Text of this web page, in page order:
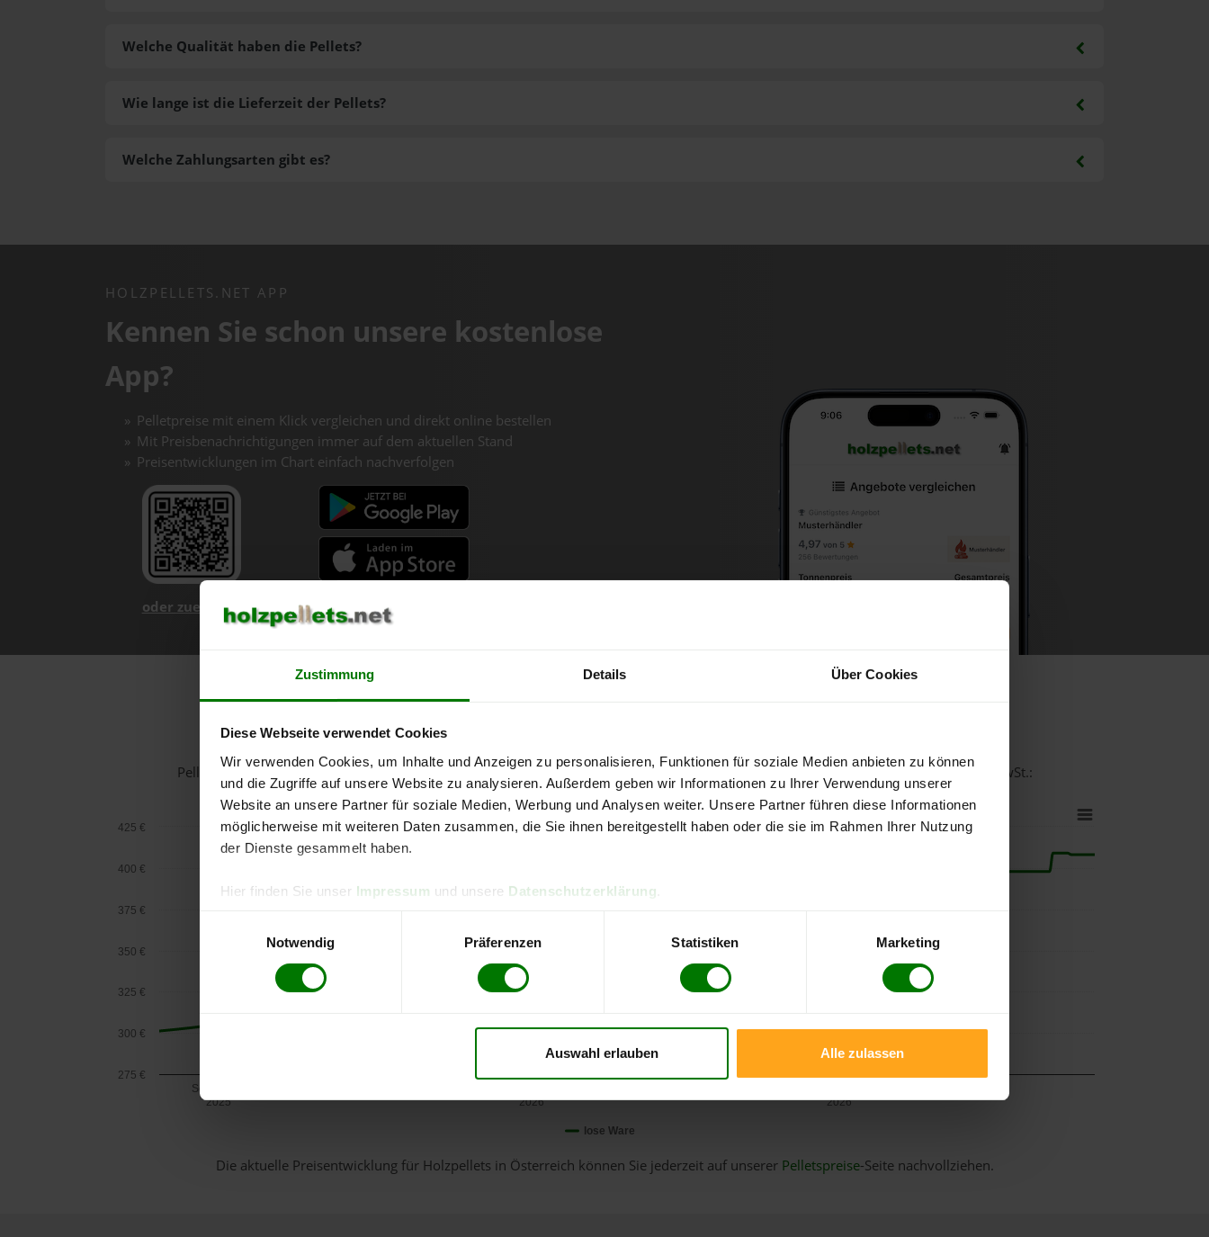
Zustimmung Details Über Cookies
Diese Webseite verwendet Cookies
Wir verwenden Cookies, um Inhalte und Anzeigen zu personalisieren, Funktionen für soziale Medien anbieten zu können
und die Zugriffe auf unsere Website zu analysieren. Außerdem geben wir Informationen zu Ihrer Verwendung unserer
Website an unsere Partner für soziale Medien, Werbung und Analysen weiter. Unsere Partner führen diese Informationen
möglicherweise mit weiteren Daten zusammen, die Sie ihnen bereitgestellt haben oder die sie im Rahmen Ihrer Nutzung
der Dienste gesammelt haben.
Hier finden Sie unser Impressum und unsere Datenschutzerklärung
Notwendig
Präferenzen Statistiken Marketing
Auswahl erlauben Alle zulassen
Welche Zahlungsarten gibt es?
Welche Qualität haben die Pellets?
Wie lange ist die Lieferzeit der Pellets?
HOLZPELLETS.NET APP
Kennen Sie schon unsere kostenlose
App?
Pelletpreise mit einem Klick vergleichen und direkt online bestellen
Mit Preisbenachrichtigungen immer auf dem aktuellen Stand
Preisentwicklungen im Chart einfach nachverfolgen
oder zuerst mehr über unsere App erfahren
Holzpellets-Chart für Thalheim
Pelletspreise in Thalheim für 1 Tonne bei Abnahmevon 6 Tonnen loser Warein DINplus-/ENplus-Qualität bei einer Lieferstelle inkl. MwSt.:
lose Ware
September
2025
2026
2026
275 €
300 €
325 €
350 €
375 €
400 €
425 €
Die aktuelle Preisentwicklung für Holzpellets in Österreich können Sie jederzeit auf unserer Pelletspreise-Seite nachvollziehen.